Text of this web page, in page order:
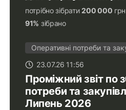
потрібно зібрати200 000 грн
91% зібрано
Оперативні потреби та
23.07.26 11:56
Проміжний звіт по
потреби та
Липень 2026